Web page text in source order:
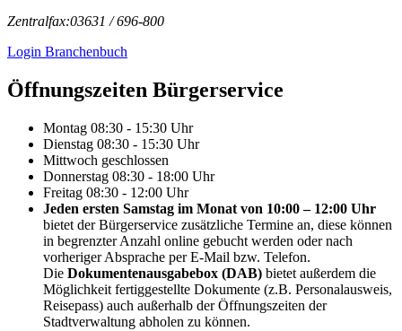
Zentralfax:03631 / 696-800
Login Branchenbuch
Öffnungs­zeiten Bürgerservice
Montag 08:30 - 15:30 Uhr
Dienstag 08:30 - 15:30 Uhr
Mittwoch geschlossen
Donnerstag 08:30 - 18:00 Uhr
Freitag 08:30 - 12:00 Uhr
Jeden ersten Samstag im Monat von 10:00 – 12:00 Uhr
bietet der Bürgerservice zusätzliche Termine an, diese können
in begrenzter Anzahl online gebucht werden oder nach
vorheriger Absprache per E-Mail bzw. Telefon.
Die Dokumentenausgabebox (DAB) bietet außerdem die
Möglichkeit fertiggestellte Dokumente (z.B. Personalausweis,
Reisepass) auch außerhalb der Öffnungszeiten der
Stadtverwaltung abholen zu können.